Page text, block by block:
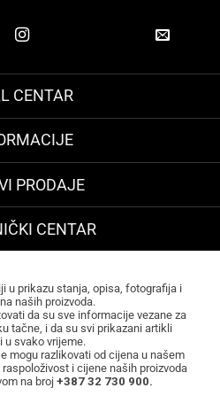
CENTAR
PRODAJE
CENTAR
u prikazu stanja, opisa, fotografija i
naših proizvoda.
da su sve informacije vezane za
tačne, i da su svi prikazani artikli
u svako vrijeme.
mogu razlikovati od cijena u našem
i cijene naših proizvoda
na broj +387 32 730 900.